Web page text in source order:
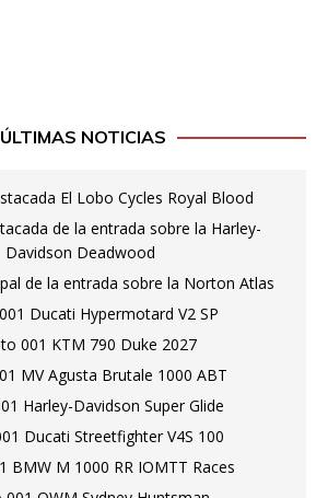
ÚLTIMAS NOTICIAS